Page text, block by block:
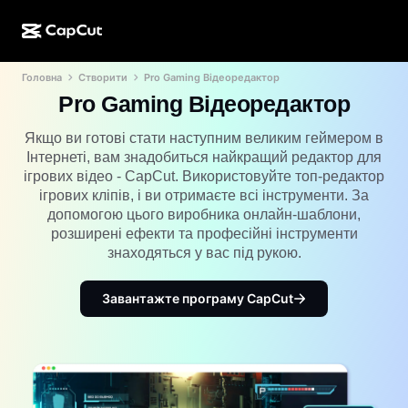
CapCut для настільних комп’ютерів
Онлайн-версія CapCut
CapCut Pad
CapCut для мобільних пристроїв
ШІ Dreamina
ШІ Pippit
Відеостудія
ШІ-генератор відео
ШІ-генератор зображень
Покращення ШІ-зображення
Dreamina Seedance 2.5
Gemini Omni
Редактор і генератор відео
Редактор і генератор зображень
Генератор і редактор голосу
Більше
Соціальні мережі
Шаблони для соцмереж
Святкові шаблони
Більше
Шаблони календаря
Шаблони до річниці
Шаблони ефектів
Ініціативи
Партнери
Програма для творчих партнерів
Головна Створити Pro Gaming Відеоредактор
Pro Gaming Відеоредактор
Якщо ви готові стати наступним великим геймером в
Інтернеті, вам знадобиться найкращий редактор для
ігрових відео - CapCut. Використовуйте топ-редактор
ігрових кліпів, і ви отримаєте всі інструменти. За
допомогою цього виробника онлайн-шаблони,
розширені ефекти та професійні інструменти
знаходяться у вас під рукою.
Завантажте програму CapCut